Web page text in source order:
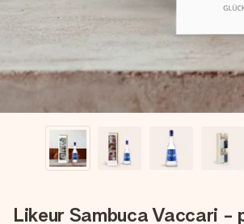
Likeur Sambuca Vaccari -